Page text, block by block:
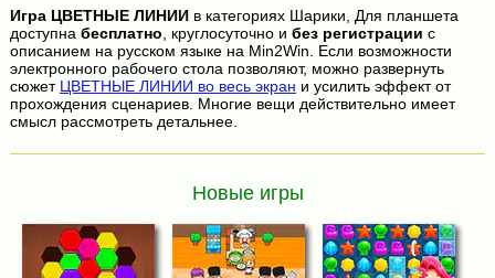
Игра ЦВЕТНЫЕ ЛИНИИв категориях Шарики, Для планшета
доступна бесплатно , круглосуточно и без регистрации с
описанием на русском языке на Min2Win. Если возможности
электронного рабочего стола позволяют, можно развернуть
сюжет ЦВЕТНЫЕ ЛИНИИ во весь экран и усилить эффект от
прохождения сценариев. Многие вещи действительно имеет
смысл рассмотреть детальнее.
Новые игры